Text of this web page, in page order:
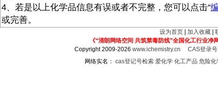
4、若是以上化学品信息有误或者不完整，您可以点击“
或完善。
设为首页 加入收藏
《“清朗网络空间 共筑禁毒防线”全国化工行业净
Copyright 2009-2026www.ichemistry.cn
CAS登录
网络实名： cas登记号检索 爱化学 化工产品 危险化